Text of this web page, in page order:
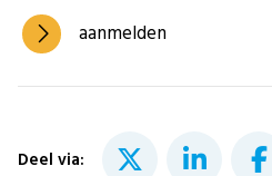
aanmelden
Deel via: